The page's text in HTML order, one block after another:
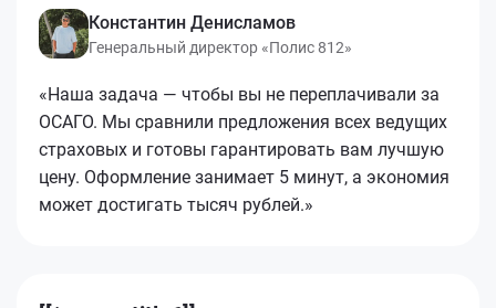
Константин Денисламов
Генеральный директор «Полис 812»
«Наша задача — чтобы вы не переплачивали за
ОСАГО. Мы сравнили предложения всех ведущих
страховых и готовы гарантировать вам лучшую
цену. Оформление занимает 5 минут, а экономия
может достигать тысяч рублей.»